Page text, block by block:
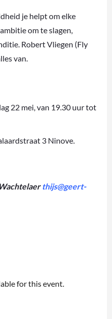
je helpt om elke
om te slagen,
Robert Vliegen (Fly
van.
22 mei, van 19.30 uur tot
3 Ninove.
thijs@geert-
for this event.